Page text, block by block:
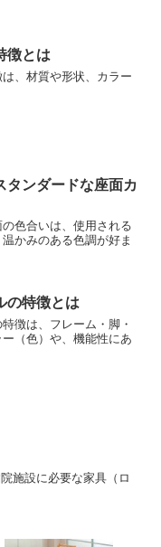
徴とは
、材質や形状、カラー
タンダードな座面カ
色合いは、使用される
かみのある色調が好ま
の特徴とは
徴は、フレーム・脚・
（色）や、機能性にあ
施設に必要な家具（ロ